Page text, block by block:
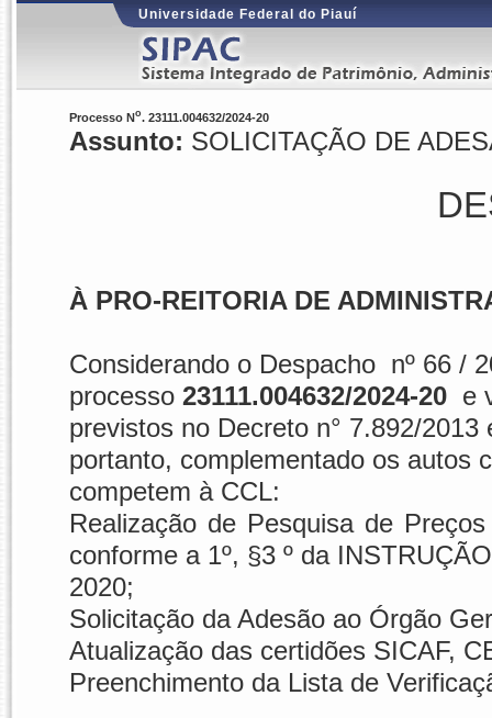
Universidade Federal do Piauí
Processo No. 23111.004632/2024-20
Assunto: SOLICITAÇÃO DE
À PRO-REITORIA DE
Considerando o Despacho nº 66 /
processo 23111.004632/2024-20e
previstos no Decreto n° 7.892/
portanto, complementado os autos
competem à CCL:
Realização de Pesquisa de
conforme a 1º, §3 º da
2020;
Solicitação da Adesão ao Órgão
Atualização das certidões SICAF,
Preenchimento da Lista de